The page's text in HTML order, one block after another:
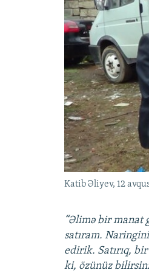
Katib Əliyev, 12
“Əlimə bir manat
satıram.
edirik. Satırıq,
ki, özünüz